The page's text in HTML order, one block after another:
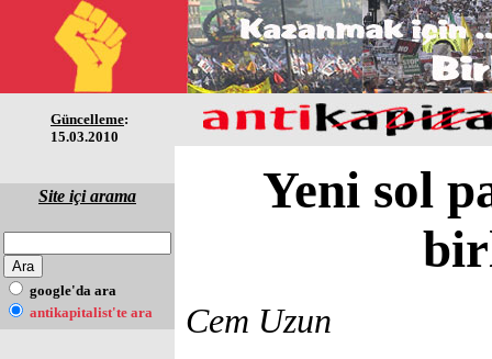
Güncelleme:
15.03.2010
Site içi arama
google'da ara
antikapitalist'te ara
Yeni sol
Cem Uzun